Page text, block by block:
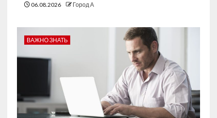
06.08.2026 Город А
ВАЖНО ЗНАТЬ